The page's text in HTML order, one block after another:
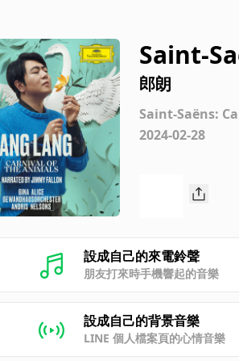
Saint-
Hens
郎朗
Saint-Saëns:
2024-02-28
設成自己的來電鈴聲
朋友打來時手機響起的音樂
設成自己的背景音樂
LINE 個人檔案頁的心情音樂